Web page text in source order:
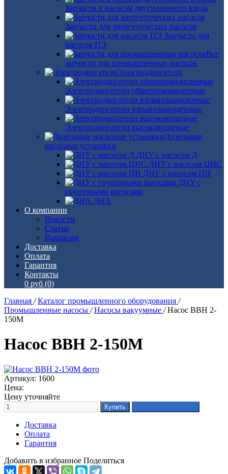
Запчасти к насосам двустороннего входа
Запчасти для энергетических насосов
Запчасти для
насосов ПЭ
Все
запчасти для промышленных насосов
Электродвигатели
Электродвигатели общепромышленные
Электродвигатели взрывозащищенные
Электродвигатели высоковольтные
Дизельные
насосные установки
ДНУ с насосом Д
ДНУ с насосом ЦНС
ДНУ с насосом ЦН
ДНУ с
грунтовыми насосами
ДНА
О компании
Новости
Статьи
Вакансии
Доставка
Оплата
Гарантия
Контакты
0 руб (0)
Главная / Каталог промышленного оборудования /
Промышленные насосы / Насосы вакуумные / Насос ВВН 2-
150М
Насос ВВН 2-150М
Артикул: 1600
Цена:
Цену уточняйте
Доставка
Оплата
Гарантия
Добавить в избранное Поделиться